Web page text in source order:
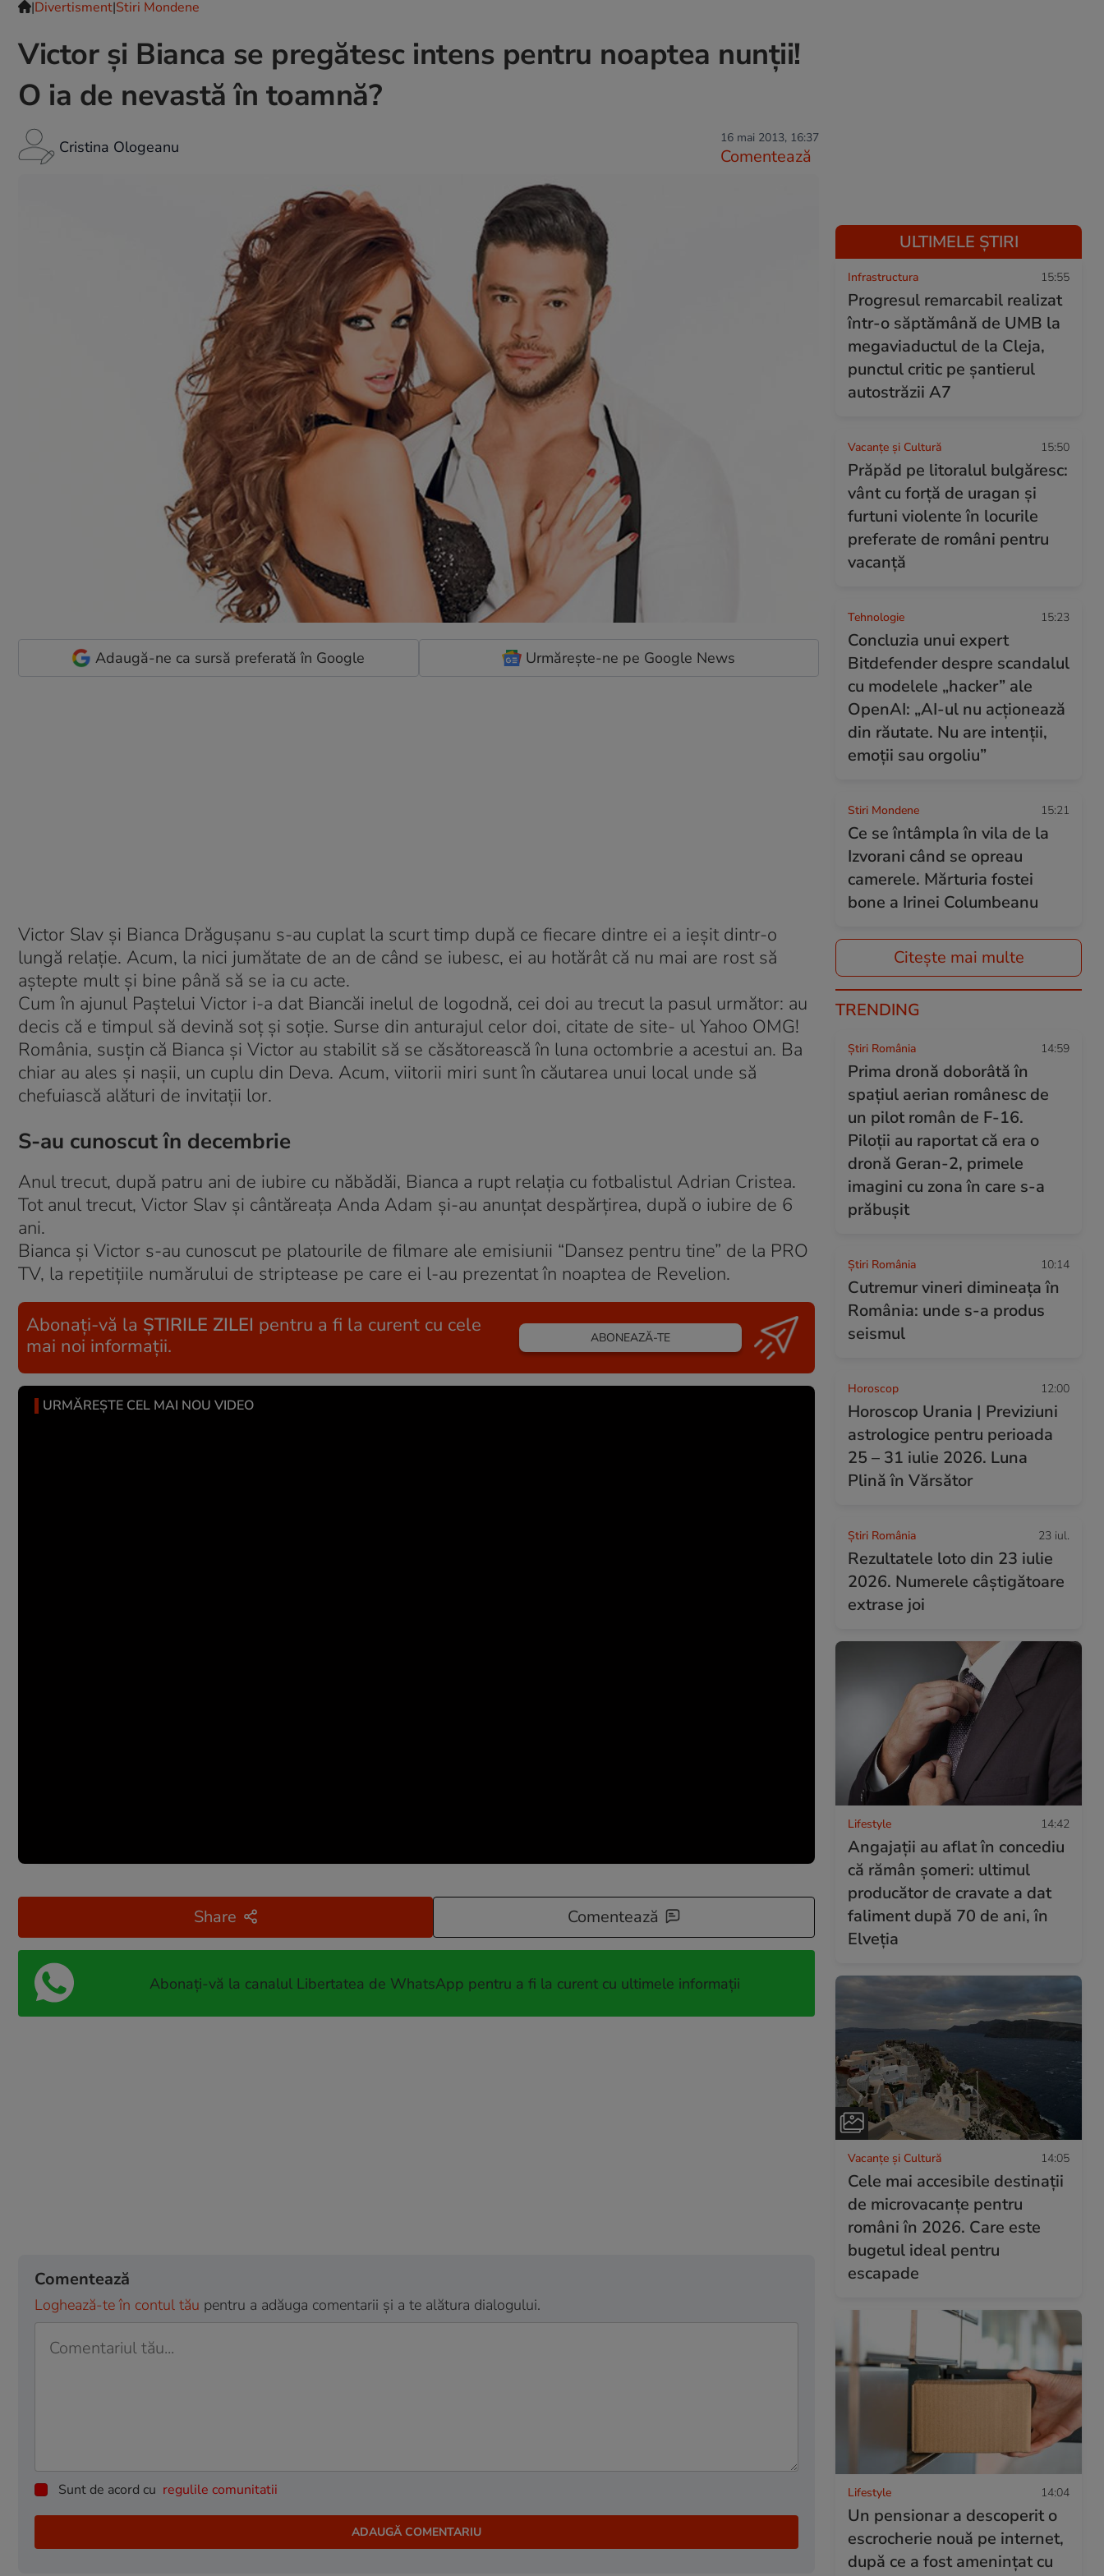
|Divertisment|Stiri Mondene
Victor şi Bianca se pregătesc intens pentru noaptea nunţii!
O ia de nevastă în toamnă?
Cristina Ologeanu 16 mai 2013, 16:37
Comentează
Adaugă-ne ca sursă preferată în Google Urmărește-ne pe Google News
Victor Slav şi Bianca Drăguşanu s-au cuplat la scurt timp după ce fiecare dintre ei a ieşit dintr-o
lungă relaţie. Acum, la nici jumătate de an de când se iubesc, ei au hotărât că nu mai are rost să
aştepte mult şi bine până să se ia cu acte.
Cum în ajunul Paştelui Victor i-a dat Biancăi inelul de logodnă, cei doi au trecut la pasul următor: au
decis că e timpul să devină soţ şi soţie. Surse din anturajul celor doi, citate de site- ul Yahoo OMG!
România, susţin că Bianca şi Victor au stabilit să se căsătorească în luna octombrie a acestui an. Ba
chiar au ales şi naşii, un cuplu din Deva. Acum, viitorii miri sunt în căutarea unui local unde să
chefuiască alături de invitaţii lor.
S-au cunoscut în decembrie
Anul trecut, după patru ani de iubire cu năbădăi, Bianca a rupt relaţia cu fotbalistul Adrian Cristea.
Tot anul trecut, Victor Slav şi cântăreaţa Anda Adam şi-au anunţat despărţirea, după o iubire de 6
ani.
Bianca şi Victor s-au cunoscut pe platourile de filmare ale emisiunii “Dansez pentru tine” de la PRO
TV, la repetiţiile numărului de striptease pe care ei l-au prezentat în noaptea de Revelion.
Abonați-vă la ȘTIRILE ZILEI pentru a fi la curent cu cele
mai noi informații.
ABONEAZĂ-TE
URMĂREȘTE CEL MAI NOU VIDEO
Share Comentează
Abonați-vă la canalul Libertatea de WhatsApp pentru a fi la curent cu ultimele informații
Comentează
Loghează-te în contul tău pentru a adăuga comentarii și a te alătura dialogului.
Sunt de acord cu regulile comunitatii
ULTIMELE ȘTIRI
Infrastructura 15:55
Progresul remarcabil realizat
într-o săptămână de UMB la
megaviaductul de la Cleja,
punctul critic pe șantierul
autostrăzii A7
Vacanțe și Cultură 15:50
Prăpăd pe litoralul bulgăresc:
vânt cu forță de uragan și
furtuni violente în locurile
preferate de români pentru
vacanță
Tehnologie 15:23
Concluzia unui expert
Bitdefender despre scandalul
cu modelele „hacker” ale
OpenAI: „AI-ul nu acționează
din răutate. Nu are intenții,
emoții sau orgoliu”
Stiri Mondene 15:21
Ce se întâmpla în vila de la
Izvorani când se opreau
camerele. Mărturia fostei
bone a Irinei Columbeanu
Citește mai multe
TRENDING
Știri România 14:59
Prima dronă doborâtă în
spațiul aerian românesc de
un pilot român de F-16.
Piloții au raportat că era o
dronă Geran-2, primele
imagini cu zona în care s-a
prăbușit
Știri România 10:14
Cutremur vineri dimineața în
România: unde s-a produs
seismul
Horoscop 12:00
Horoscop Urania | Previziuni
astrologice pentru perioada
25 – 31 iulie 2026. Luna
Plină în Vărsător
Știri România 23 iul.
Rezultatele loto din 23 iulie
2026. Numerele câștigătoare
extrase joi
Lifestyle 14:42
Angajații au aflat în concediu
că rămân șomeri: ultimul
producător de cravate a dat
faliment după 70 de ani, în
Elveția
Vacanțe și Cultură 14:05
Cele mai accesibile destinații
de microvacanțe pentru
români în 2026. Care este
bugetul ideal pentru
escapade
Lifestyle 14:04
Un pensionar a descoperit o
escrocherie nouă pe internet,
după ce a fost amenințat cu